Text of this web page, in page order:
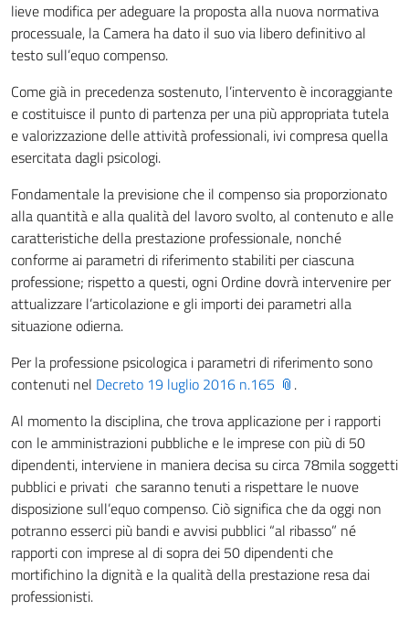
lieve modifica per adeguare la proposta alla nuova normativa
processuale, la Camera ha dato il suo via libero definitivo al
testo sull’equo compenso.
Come già in precedenza sostenuto, l’intervento è incoraggiante
e costituisce il punto di partenza per una più appropriata tutela
e valorizzazione delle attività professionali, ivi compresa quella
esercitata dagli psicologi.
Fondamentale la previsione che il compenso sia proporzionato
alla quantità e alla qualità del lavoro svolto, al contenuto e alle
caratteristiche della prestazione professionale, nonché
conforme ai parametri di riferimento stabiliti per ciascuna
professione; rispetto a questi, ogni Ordine dovrà intervenire per
attualizzare l’articolazione e gli importi dei parametri alla
situazione odierna.
Per la professione psicologica i parametri di riferimento sono
contenuti nel Decreto 19 luglio 2016 n.165
.
Al momento la disciplina, che trova applicazione per i rapporti
con le amministrazioni pubbliche e le imprese con più di 50
dipendenti, interviene in maniera decisa su circa 78mila soggetti
pubblici e privati che saranno tenuti a rispettare le nuove
disposizione sull’equo compenso. Ciò significa che da oggi non
potranno esserci più bandi e avvisi pubblici “al ribasso” né
rapporti con imprese al di sopra dei 50 dipendenti che
mortifichino la dignità e la qualità della prestazione resa dai
professionisti.